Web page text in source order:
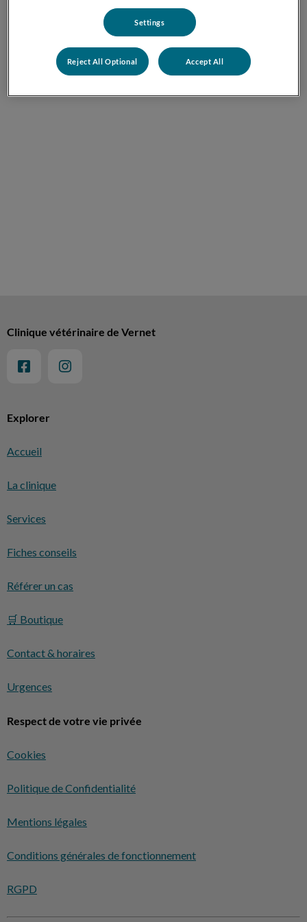
Explorer
Accueil
La clinique
Services
Fiches conseils
Référer un cas
🛒 Boutique
Contact & horaires
Urgences
Respect de votre vie privée
Cookies
Politique de Confidentialité
Mentions légales
Conditions générales de fonctionnement
RGPD
Clinique vétérinaire de Vernet
Settings
Reject All Optional Accept All